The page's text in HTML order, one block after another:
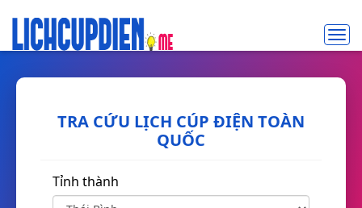
TRA CỨU LỊCH CÚP ĐIỆN TOÀN
QUỐC
Tỉnh thành